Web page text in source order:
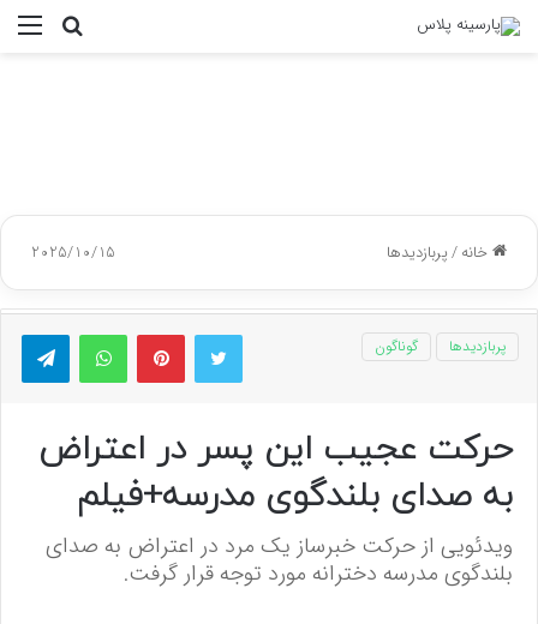
جستجو
خانه/پربازدیدها 2025/10/15
توییتر پینتریستواتس آپ
پربازدیدها گوناگون
حرکت عجیب این پسر در اعتراض
به صدای بلندگوی مدرسه+فیلم
ویدئویی از حرکت خبرساز یک مرد در اعتراض به صدای
بلندگوی مدرسه دخترانه مورد توجه قرار گرفت.